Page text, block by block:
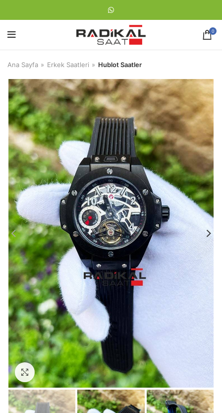
0
Ana Sayfa Erkek Saatleri Hublot Saatler
Görseli Büyütün